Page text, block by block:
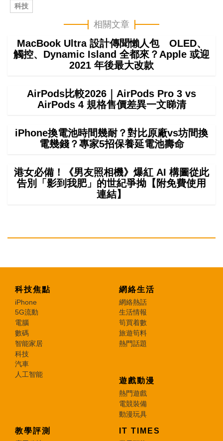
科技
相關文章
MacBook Ultra 設計傳聞懶人包 OLED、
觸控、Dynamic Island 全都來？Apple 或迎
2021 年後最大改款
AirPods比較2026｜AirPods Pro 3 vs
AirPods 4 規格售價差異一文睇清
iPhone換電池時間幾耐？對比原廠vs坊間換
電幾錢？專家5招保養延電池壽命
港女必備！《男友照相機》爆紅 AI 構圖從此
告別「影到我肥」的世紀爭拗【附免費使用
連結】
科技焦點
iPhone
5G流動
電腦
數碼
智能家居
科技
汽車
人工智能
網絡生活
網絡熱話
生活情報
筍買着數
旅遊筍料
熱門話題
遊戲動漫
熱門遊戲
電競裝備
動漫玩具
教學評測 IT TIMES